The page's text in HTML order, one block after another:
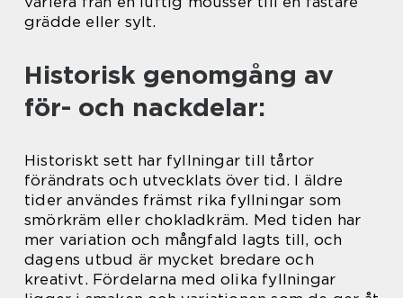
grädde eller sylt.
Historisk genomgång av
för- och nackdelar:
Historiskt sett har fyllningar till tårtor
förändrats och utvecklats över tid. I äldre
tider användes främst rika fyllningar som
smörkräm eller chokladkräm. Med tiden har
mer variation och mångfald lagts till, och
dagens utbud är mycket bredare och
kreativt. Fördelarna med olika fyllningar